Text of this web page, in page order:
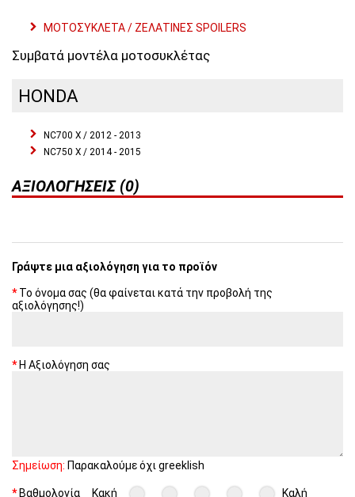
ΜΟΤΟΣΥΚΛΕΤΑ / ΖΕΛΑΤΙΝΕΣ SPOILERS
Συμβατά μοντέλα μοτοσυκλέτας
HONDA
NC700 X / 2012 - 2013
NC750 X / 2014 - 2015
ΑΞΙΟΛΟΓΉΣΕΙΣ (0)
Γράψτε μια αξιολόγηση για το προϊόν
Το όνομα σας (θα φαίνεται κατά την προβολή της
αξιολόγησης!)
Η Αξιολόγηση σας
Σημείωση: Παρακαλούμε όχι greeklish
Βαθμολογία Κακή Καλή